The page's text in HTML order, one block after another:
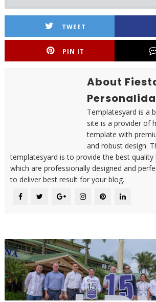
TWEET
PIN IT
About
Templatesyard is a
site is a provider of
template with
and robust design.
templatesyard is to provide the best
which are professionally designed and
to deliver best result for your blog.